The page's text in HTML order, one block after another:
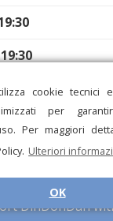
cookie tecnici
per
Per maggiori
Ulteriori
OK
19:30
7:30-11:00, 17:00-
DinDonDan